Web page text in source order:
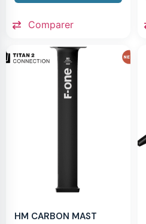
Comparer
HM CARBON MAST